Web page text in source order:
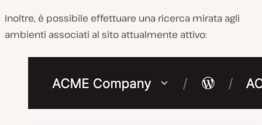
Inoltre, è possibile effettuare una ricerca mirata agli
ambienti associati al sito attualmente attivo: